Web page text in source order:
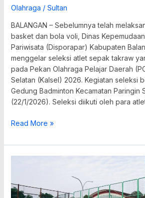
Olahraga / Sultan
BALANGAN – Sebelumnya telah
basket dan bola voli, Dinas
Pariwisata (Disporapar) Kabupaten
menggelar seleksi atlet sepak takraw
pada Pekan Olahraga Pelajar Daerah
Selatan (Kalsel) 2026. Kegiatan seleksi
Gedung Badminton Kecamatan Paringin
(22/1/2026). Seleksi diikuti oleh para
Read More »
Basket
dan